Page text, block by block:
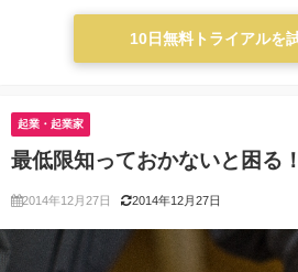
10日無料トライアルを
起業・起業家
最低限知っておかないと困る
2014年12月27日 2014年12月27日